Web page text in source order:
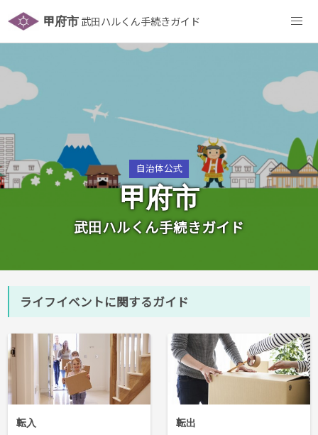
甲府市 武田ハルくん手続きガイド
自治体公式
甲府市
武田ハルくん手続きガイド
ライフイベントに関するガイド
転入 転出